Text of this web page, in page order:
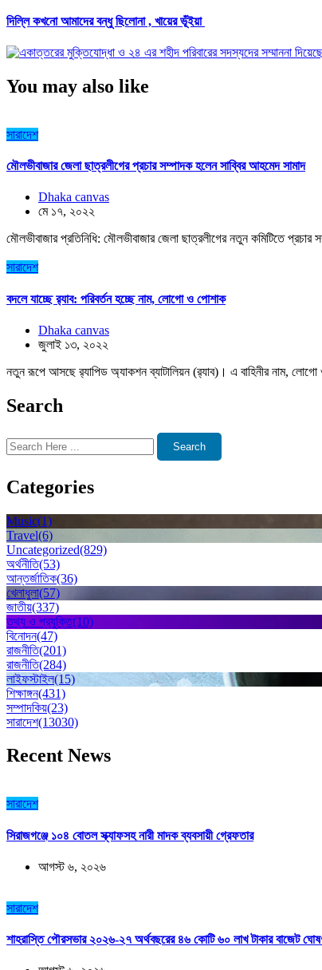
দিল্লি কখনো আমাদের বন্ধু ছিলোনা , খায়ের ভূঁইয়া
You may also like
সারাদেশ
মৌলভীবাজার জেলা ছাত্রলীগের প্রচার সম্পাদক হলেন সাব্বির আহমেদ সামাদ
Dhaka canvas
মে ১৭, ২০২২
মৌলভীবাজার প্রতিনিধি: মৌলভীবাজার জেলা ছাত্রলীগের নতুন কমিটিতে
সারাদেশ
বদলে যাচ্ছে র‌্যাব: পরিবর্তন হচ্ছে নাম, লোগো ও পোশাক
Dhaka canvas
জুলাই ১৩, ২০২২
নতুন রূপে আসছে র‌্যাপিড অ্যাকশন ব্যাটালিয়ন (র‌্যাব)। এ বাহিনীর নাম, লোগো
Search
Search
Categories
Music(1)
Travel(6)
Uncategorized(829)
অর্থনীতি(53)
আন্তর্জাতিক(36)
খেলাধুলা(57)
জাতীয়(337)
তথ্য ও প্রযুক্তি(10)
বিনোদন(47)
রাজনীতি(201)
রাজনীতি(284)
লাইফস্টাইল(15)
শিক্ষাঙ্গন(431)
সম্পাদকিয়(23)
সারাদেশ(13030)
Recent News
সারাদেশ
সিরাজগঞ্জে ১০৪ বোতল স্ক্যাফসহ নারী মাদক ব্যবসায়ী গ্রেফতার
আগস্ট ৬, ২০২৬
সারাদেশ
শাহরাস্তি পৌরসভার ২০২৬-২৭ অর্থবছরের ৪৬ কোটি ৬০ লাখ টাকার বাজেট